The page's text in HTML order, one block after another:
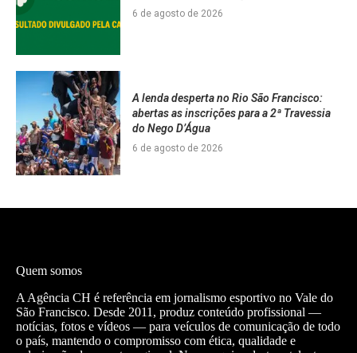
6 de agosto de 2026
A lenda desperta no Rio São Francisco:
abertas as inscrições para a 2ª Travessia
do Nego D’Água
6 de agosto de 2026
Quem somos
A Agência CH é referência em jornalismo esportivo no Vale do
São Francisco. Desde 2011, produz conteúdo profissional —
notícias, fotos e vídeos — para veículos de comunicação de todo
o país, mantendo o compromisso com ética, qualidade e